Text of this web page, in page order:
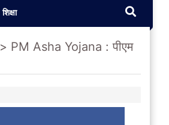
शिक्षा
> PM Asha Yojana : पीएम